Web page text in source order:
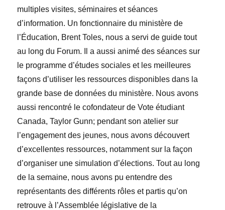
multiples visites, séminaires et séances
d’information. Un fonctionnaire du ministère de
l’Éducation, Brent Toles, nous a servi de guide tout
au long du Forum. Il a aussi animé des séances sur
le programme d’études sociales et les meilleures
façons d’utiliser les ressources disponibles dans la
grande base de données du ministère. Nous avons
aussi rencontré le cofondateur de Vote étudiant
Canada, Taylor Gunn; pendant son atelier sur
l’engagement des jeunes, nous avons découvert
d’excellentes ressources, notamment sur la façon
d’organiser une simulation d’élections. Tout au long
de la semaine, nous avons pu entendre des
représentants des différents rôles et partis qu’on
retrouve à l’Assemblée législative de la